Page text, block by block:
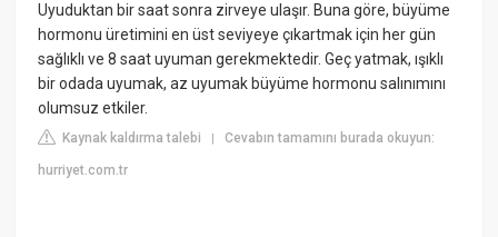
Uyuduktan bir saat sonra zirveye ulaşır. Buna göre, büyüme
hormonu üretimini en üst seviyeye çıkartmak için her gün
sağlıklı ve 8 saat uyuman gerekmektedir. Geç yatmak, ışıklı
bir odada uyumak, az uyumak büyüme hormonu salınımını
olumsuz etkiler.
Kaynak kaldırma talebi |Cevabın tamamını burada okuyun:
hurriyet.com.tr